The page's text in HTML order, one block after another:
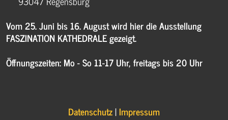
Vom 25. Juni bis 16. August wird hier die Ausstellung
FASZINATION KATHEDRALE gezeigt.
Öffnungszeiten: Mo - So 11-17 Uhr, freitags bis 20 Uhr
Datenschutz|Impressum